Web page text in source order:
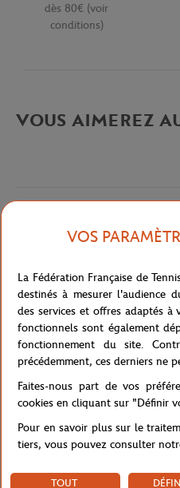
dès 80€ (voir
conditions)
VOUS AIMEREZ
Livraison et retours
VOS
La Fédération Française de
destinés à mesurer l'audience
des services et offres adaptés à
fonctionnels sont également
fonctionnement du site.
précédemment, ces derniers ne
Faites-nous part de vos
cookies en cliquant sur "Définir
Pour en savoir plus sur le
tiers, vous pouvez consulter
TOUT